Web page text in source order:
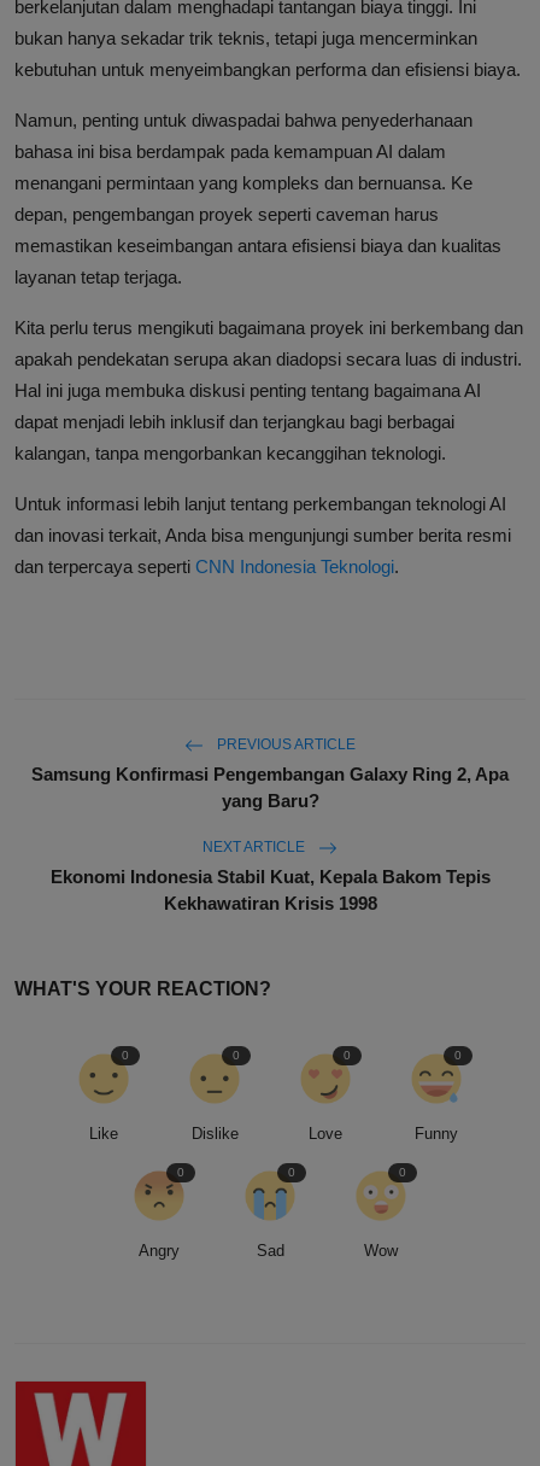
berkelanjutan dalam menghadapi tantangan biaya tinggi. Ini
bukan hanya sekadar trik teknis, tetapi juga mencerminkan
kebutuhan untuk menyeimbangkan performa dan efisiensi biaya.
Namun, penting untuk diwaspadai bahwa penyederhanaan
bahasa ini bisa berdampak pada kemampuan AI dalam
menangani permintaan yang kompleks dan bernuansa. Ke
depan, pengembangan proyek seperti caveman harus
memastikan keseimbangan antara efisiensi biaya dan kualitas
layanan tetap terjaga.
Kita perlu terus mengikuti bagaimana proyek ini berkembang dan
apakah pendekatan serupa akan diadopsi secara luas di industri.
Hal ini juga membuka diskusi penting tentang bagaimana AI
dapat menjadi lebih inklusif dan terjangkau bagi berbagai
kalangan, tanpa mengorbankan kecanggihan teknologi.
Untuk informasi lebih lanjut tentang perkembangan teknologi AI
dan inovasi terkait, Anda bisa mengunjungi sumber berita resmi
dan terpercaya seperti CNN Indonesia Teknologi.
PREVIOUS ARTICLE
Samsung Konfirmasi Pengembangan Galaxy Ring 2, Apa
yang Baru?
NEXT ARTICLE
Ekonomi Indonesia Stabil Kuat, Kepala Bakom Tepis
Kekhawatiran Krisis 1998
WHAT'S YOUR REACTION?
Like
0
Dislike
0
Love
0
Funny
0
Angry
0
Sad
0
Wow
0